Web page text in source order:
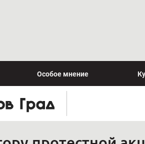
Особое мнение